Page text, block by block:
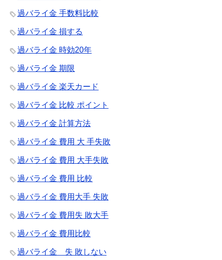
過バライ金 手数料比較
過バライ金 損する
過バライ金 時効20年
過バライ金 期限
過バライ金 楽天カード
過バライ金 比較 ポイント
過バライ金 計算方法
過バライ金 費用 大 手失敗
過バライ金 費用 大手失敗
過バライ金 費用 比較
過バライ金 費用大手 失敗
過バライ金 費用失 敗大手
過バライ金 費用比較
過バライ金 失 敗しない